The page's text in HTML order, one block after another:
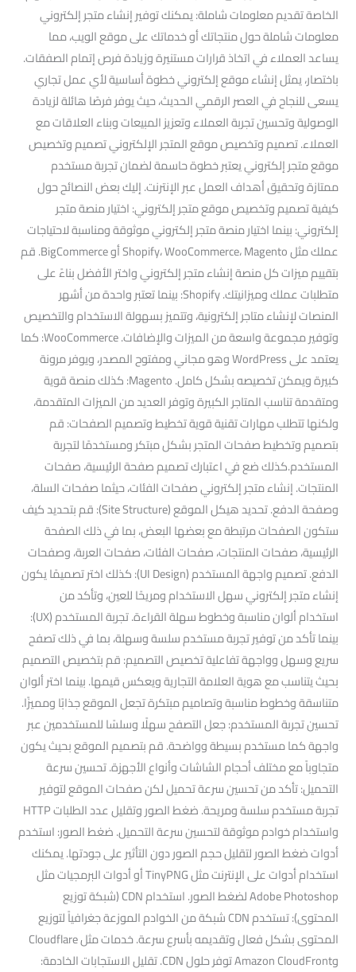
الخاصة تقديم معلومات شاملة: يمكنك توفير إنشاء متجر إلكتروني
معلومات شاملة حول منتجاتك أو خدماتك على موقع الويب، مما
يساعد العملاء في اتخاذ قرارات مستنيرة وزيادة فرص إتمام الصفقات.
باختصار، يمثل إنشاء موقع إلكتروني خطوة أساسية لأي عمل تجاري
يسعى للنجاح في العصر الرقمي الحديث، حيث يوفر فرصًا هائلة لزيادة
الوصولية وتحسين تجربة العملاء وتعزيز المبيعات وبناء العلاقات مع
العملاء. تصميم وتخصيص موقع المتجر الإلكتروني تصميم وتخصيص
موقع متجر إلكتروني يعتبر خطوة حاسمة لضمان تجربة مستخدم
ممتازة وتحقيق أهداف العمل عبر الإنترنت. إليك بعض النصائح حول
كيفية تصميم وتخصيص موقع متجر إلكتروني: اختيار منصة متجر
إلكتروني: بينما اختيار منصة متجر إلكتروني موثوقة ومناسبة لاحتياجات
عملك مثل Shopify، WooCommerce، Magento أو BigCommerce. قم
بتقييم ميزات كل منصة إنشاء متجر إلكتروني واختر الأفضل بناءً على
متطلبات عملك وميزانيتك. Shopify: بينما تعتبر واحدة من أشهر
المنصات لإنشاء متاجر إلكترونية، وتتميز بسهولة الاستخدام والتخصيص
وتوفير مجموعة واسعة من الميزات والإضافات. WooCommerce: كما
يعتمد على WordPress وهو مجاني ومفتوح المصدر، ويوفر مرونة
كبيرة ويمكن تخصيصه بشكل كامل. Magento: كذلك منصة قوية
ومتقدمة تناسب المتاجر الكبيرة وتوفر العديد من الميزات المتقدمة،
ولكنها تتطلب مهارات تقنية قوية تخطيط وتصميم الصفحات: قم
بتصميم وتخطيط صفحات المتجر بشكل مبتكر ومستخدمًا لتجربة
المستخدم.كذلك ضع في اعتبارك تصميم صفحة الرئيسية، صفحات
المنتجات. إنشاء متجر إلكتروني صفحات الفئات، حيثما صفحات السلة،
وصفحة الدفع. تحديد هيكل الموقع (Site Structure): قم بتحديد كيف
ستكون الصفحات مرتبطة مع بعضها البعض، بما في ذلك الصفحة
الرئيسية، صفحات المنتجات، صفحات الفئات، صفحات العربة، وصفحات
الدفع. تصميم واجهة المستخدم (UI Design): كذلك اختر تصميمًا يكون
إنشاء متجر إلكتروني سهل الاستخدام ومريحًا للعين، وتأكد من
استخدام ألوان مناسبة وخطوط سهلة القراءة. تجربة المستخدم (UX):
بينما تأكد من توفير تجربة مستخدم سلسة وسهلة، بما في ذلك تصفح
سريع وسهل وواجهة تفاعلية تخصيص التصميم: قم بتخصيص التصميم
بحيث يتناسب مع هوية العلامة التجارية ويعكس قيمها. بينما اختر ألوان
متناسقة وخطوط مناسبة وتصاميم مبتكرة تجعل الموقع جذابًا ومميزًا.
تحسين تجربة المستخدم: جعل التصفح سهلًا وسلسًا للمستخدمين عبر
واجهة كما مستخدم بسيطة وواضحة. قم بتصميم الموقع بحيث يكون
متجاوباً مع مختلف أحجام الشاشات وأنواع الأجهزة. تحسين سرعة
التحميل: تأكد من تحسين سرعة تحميل لكن صفحات الموقع لتوفير
تجربة مستخدم سلسة ومريحة. ضغط الصور وتقليل عدد الطلبات HTTP
واستخدام خوادم موثوقة لتحسين سرعة التحميل. ضغط الصور: استخدم
أدوات ضغط الصور لتقليل حجم الصور دون التأثير على جودتها. يمكنك
استخدام أدوات على الإنترنت مثل TinyPNG أو أدوات البرمجيات مثل
Adobe Photoshop لضغط الصور. استخدام CDN (شبكة توزيع
المحتوى): تستخدم CDN شبكة من الخوادم الموزعة جغرافياً لتوزيع
المحتوى بشكل فعال وتقديمه بأسرع سرعة. خدمات مثل Cloudflare
وAmazon CloudFront توفر حلول CDN. تقليل الاستجابات الخادمة: